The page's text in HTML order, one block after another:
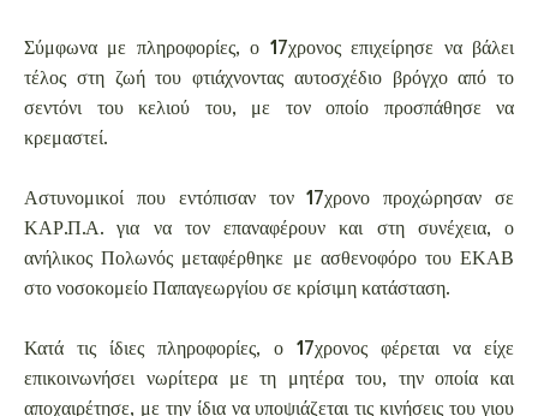
Σύμφωνα με πληροφορίες, ο 17χρονος επιχείρησε να βάλει
τέλος στη ζωή του φτιάχνοντας αυτοσχέδιο βρόγχο από το
σεντόνι του κελιού του, με τον οποίο προσπάθησε να
κρεμαστεί.
Αστυνομικοί που εντόπισαν τον 17χρονο προχώρησαν σε
ΚΑΡ.Π.Α. για να τον επαναφέρουν και στη συνέχεια, ο
ανήλικος Πολωνός μεταφέρθηκε με ασθενοφόρο του ΕΚΑΒ
στο νοσοκομείο Παπαγεωργίου σε κρίσιμη κατάσταση.
Κατά τις ίδιες πληροφορίες, ο 17χρονος φέρεται να είχε
επικοινωνήσει νωρίτερα με τη μητέρα του, την οποία και
αποχαιρέτησε, με την ίδια να υποψιάζεται τις κινήσεις του γιου